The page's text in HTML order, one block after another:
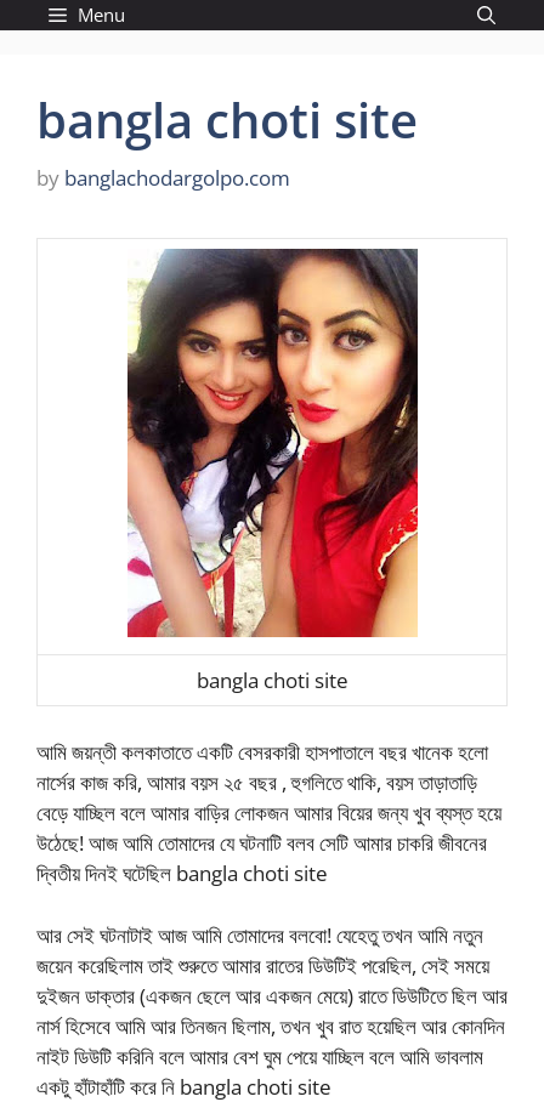
Menu
bangla choti site
by banglachodargolpo.com
bangla choti site
আমি জয়ন্তী কলকাতাতে একটি বেসরকারী হাসপাতালে বছর খানেক হলো
নার্সের কাজ করি, আমার বয়স ২৫ বছর , হুগলিতে থাকি, বয়স তাড়াতাড়ি
বেড়ে যাচ্ছিল বলে আমার বাড়ির লোকজন আমার বিয়ের জন্য খুব ব্যস্ত হয়ে
উঠেছে! আজ আমি তোমাদের যে ঘটনাটি বলব সেটি আমার চাকরি জীবনের
দ্বিতীয় দিনই ঘটেছিল bangla choti site
আর সেই ঘটনাটাই আজ আমি তোমাদের বলবো! যেহেতু তখন আমি নতুন
জয়েন করেছিলাম তাই শুরুতে আমার রাতের ডিউটিই পরেছিল, সেই সময়ে
দুইজন ডাক্তার (একজন ছেলে আর একজন মেয়ে) রাতে ডিউটিতে ছিল আর
নার্স হিসেবে আমি আর তিনজন ছিলাম, তখন খুব রাত হয়েছিল আর কোনদিন
নাইট ডিউটি করিনি বলে আমার বেশ ঘুম পেয়ে যাচ্ছিল বলে আমি ভাবলাম
একটু হাঁটাহাঁটি করে নি bangla choti site